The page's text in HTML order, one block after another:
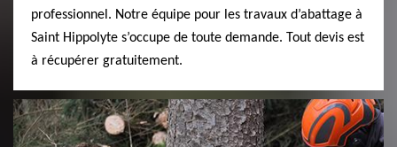
professionnel. Notre équipe pour les travaux d’abattage à
Saint Hippolyte s’occupe de toute demande. Tout devis est
à récupérer gratuitement.